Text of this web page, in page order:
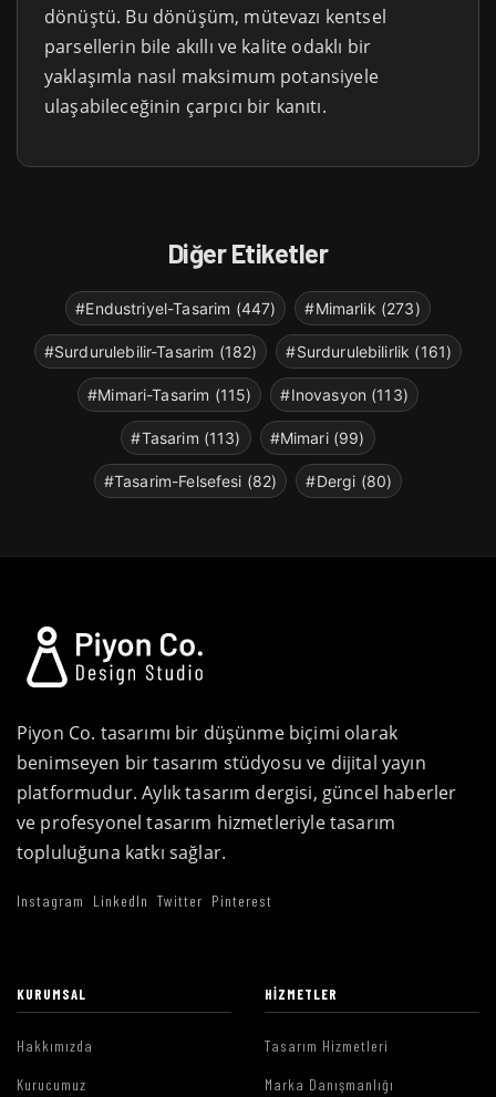
dönüştü. Bu dönüşüm, mütevazı kentsel
parsellerin bile akıllı ve kalite odaklı bir
yaklaşımla nasıl maksimum potansiyele
ulaşabileceğinin çarpıcı bir kanıtı.
Diğer Etiketler
#Endustriyel-Tasarim (447) #Mimarlik (273)
#Surdurulebilir-Tasarim (182) #Surdurulebilirlik (161)
#Mimari-Tasarim (115) #Inovasyon (113)
#Tasarim (113) #Mimari (99)
#Tasarim-Felsefesi (82) #Dergi (80)
Piyon Co. tasarımı bir düşünme biçimi olarak
benimseyen bir tasarım stüdyosu ve dijital yayın
platformudur. Aylık tasarım dergisi, güncel haberler
ve profesyonel tasarım hizmetleriyle tasarım
topluluğuna katkı sağlar.
Instagram LinkedIn Twitter Pinterest
KURUMSAL
Hakkımızda
Kurucumuz
HIZMETLER
Tasarım Hizmetleri
Marka Danışmanlığı